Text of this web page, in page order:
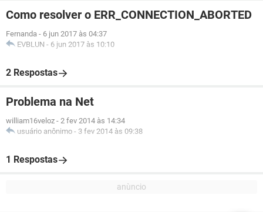
Como resolver o ERR_CONNECTION_ABORTED
Fernanda - 6 jun 2017 às 04:37
EVBLUN - 6 jun 2017 às 10:10
2 Respostas
Problema na Net
william16veloz - 2 fev 2014 às 14:34
usuário anônimo - 3 fev 2014 às 09:38
1 Respostas